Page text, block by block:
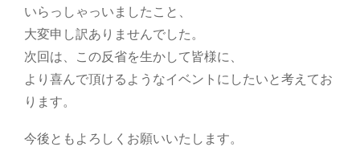
いらっしゃっいましたこと、
大変申し訳ありませんでした。
次回は、この反省を生かして皆様に、
より喜んで頂けるようなイベントにしたいと考えてお
ります。
今後ともよろしくお願いいたします。